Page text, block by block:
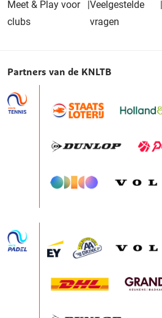
Meet & Play voor
clubs
|Veelgestelde
vragen
Partners van de KNLTB